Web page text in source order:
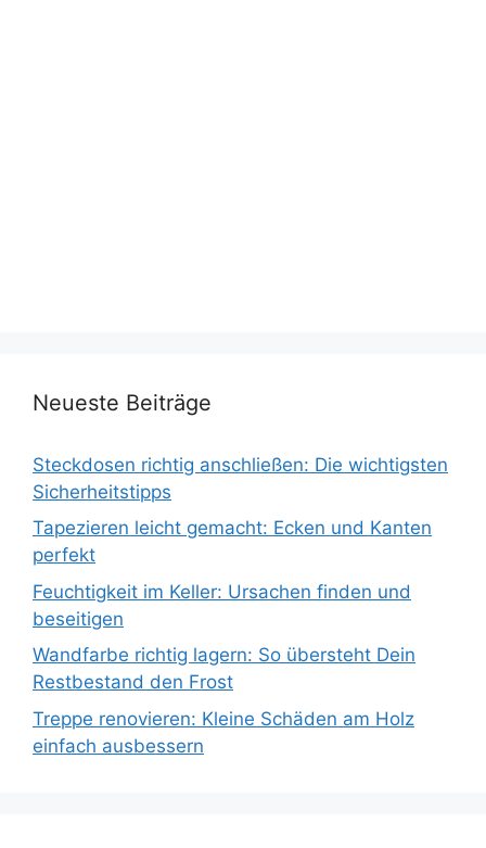
Neueste Beiträge
Steckdosen richtig anschließen: Die wichtigsten
Sicherheitstipps
Tapezieren leicht gemacht: Ecken und Kanten
perfekt
Feuchtigkeit im Keller: Ursachen finden und
beseitigen
Wandfarbe richtig lagern: So übersteht Dein
Restbestand den Frost
Treppe renovieren: Kleine Schäden am Holz
einfach ausbessern